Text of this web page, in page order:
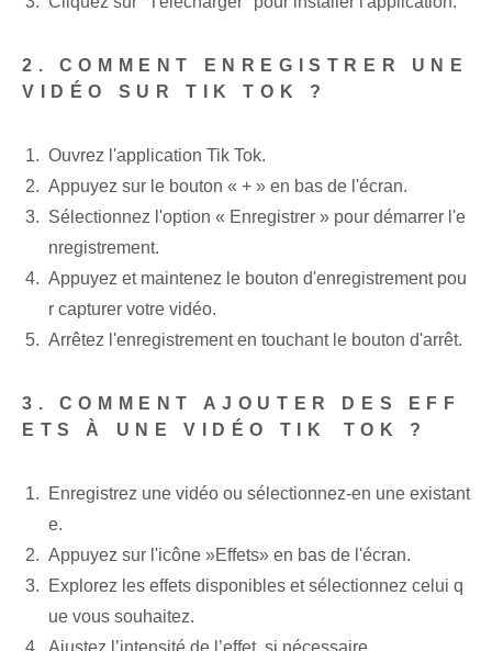
2. COMMENT ENREGISTRER UNE
VIDÉO SUR TIK TOK ?
Ouvrez l'application Tik Tok.
Appuyez sur le bouton « + »⁢ en bas de l'écran.
Sélectionnez l'option « Enregistrer » pour démarrer l'e
nregistrement.
Appuyez et maintenez le bouton d'enregistrement pou
r capturer votre vidéo.
Arrêtez l'enregistrement en touchant le bouton d'arrêt.
3. COMMENT AJOUTER DES EFF
ETS À UNE VIDÉO TIK⁤ TOK ?
Enregistrez une vidéo ou sélectionnez-en une existant
e.
Appuyez sur l'icône ⁢»Effets» en bas de l'écran.
Explorez les effets disponibles et sélectionnez celui q
ue vous souhaitez.